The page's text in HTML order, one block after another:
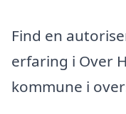
Find en
erfaring i Over
kommune i